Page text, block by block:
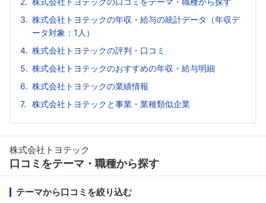
株式会社トヨテックの年収・給与の統計データ（年収デ
ータ対象：1人）
株式会社トヨテックの評判・口コミ
株式会社トヨテックのおすすめの年収・給与明細
株式会社トヨテックの業績情報
株式会社トヨテックと事業・業種類似企業
株式会社トヨテック
口コミをテーマ・職種から探す
テーマから口コミを絞り込む